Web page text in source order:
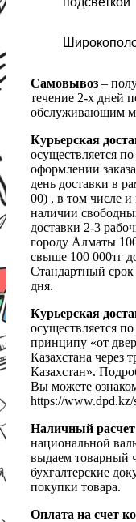
Самовывоз –
течение 2-х дней
обслуживающим
Курьерская
осуществляется
оформлении
день доставки в
00) , в том числе и
наличии
доставки 2-3
городу Алматы
свыше 100 000тг
Стандартный
дня.
Курьерская
осуществляется
принципу «от
Казахстана через
Казахстан».
Вы можете
https://www.dpd.kz/
Наличный расчет
национальной
выдаем товарный
бухгалтерские
покупки товара.
Оплата на счет